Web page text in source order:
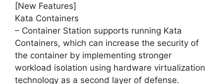
[New Features]
Kata Containers
– Container Station supports running Kata
Containers, which can increase the security of
the container by implementing stronger
workload isolation using hardware virtualization
technology as a second layer of defense.